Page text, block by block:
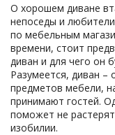
О хорошем диване
непоседы и
по мебельным
времени, стоит
диван и для чего он
Разумеется, диван –
предметов мебели,
принимают гостей.
поможет не
изобилии.